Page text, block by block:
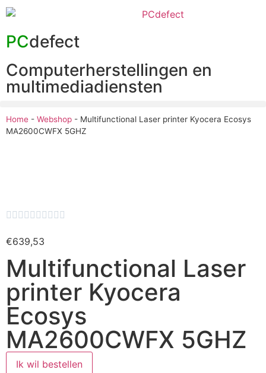
PCdefect
Computerherstellingen en
multimediadiensten
Home - Webshop - Multifunctional Laser printer Kyocera Ecosys
MA2600CWFX 5GHZ
         
€639,53
Multifunctional Laser
printer Kyocera
Ecosys
MA2600CWFX 5GHZ
Ik wil bestellen